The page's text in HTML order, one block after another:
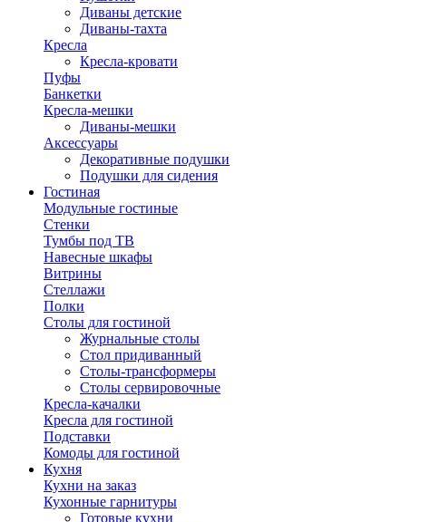
Диваны детские
Диваны-тахта
Кресла
Кресла-кровати
Пуфы
Банкетки
Кресла-мешки
Диваны-мешки
Аксессуары
Декоративные подушки
Подушки для сидения
Гостиная
Модульные гостиные
Стенки
Тумбы под ТВ
Навесные шкафы
Витрины
Стеллажи
Полки
Столы для гостиной
Журнальные столы
Стол придиванный
Столы-трансформеры
Столы сервировочные
Кресла-качалки
Кресла для гостиной
Подставки
Комоды для гостиной
Кухня
Кухни на заказ
Кухонные гарнитуры
Готовые кухни